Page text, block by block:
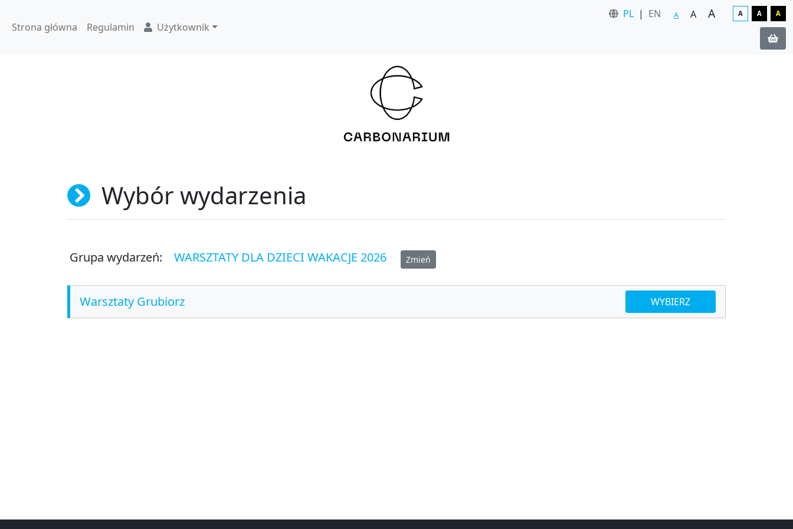
Strona główna Regulamin Użytkownik
PL | EN A A A A A A
Wybór wydarzenia
Grupa wydarzeń: WARSZTATY DLA DZIECI WAKACJE 2026 Zmień
Warsztaty Grubiorz WYBIERZ